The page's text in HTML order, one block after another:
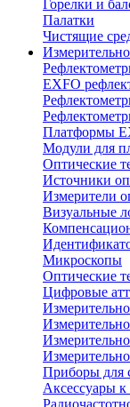
Горелки и
Палатки
Чистящие
EXFO
Платформы
Модули для
Оптические
Источники
Измерители
Визуальные
Микроскопы
Оптические
Цифровые
Приборы для
Аксессуары